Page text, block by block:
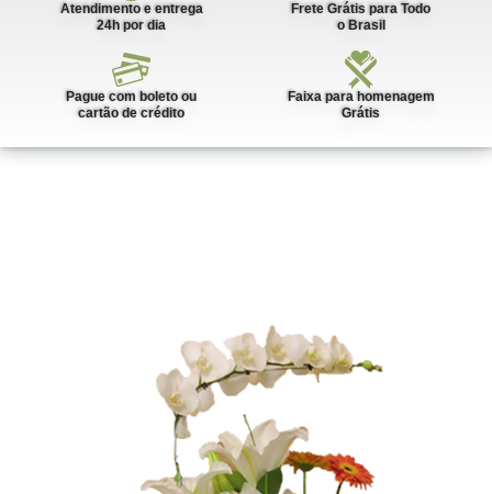
Atendimento e entrega
24h por dia
Frete Grátis para Todo
o Brasil
Pague com boleto ou
cartão de crédito
Faixa para homenagem
Grátis